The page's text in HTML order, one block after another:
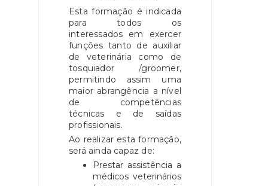
Esta formação é indicada
para todos os
interessados em exercer
funções tanto de auxiliar
de veterinária como de
tosquiador /groomer,
permitindo assim uma
maior abrangência a nível
de competências
técnicas e de saídas
profissionais.
Ao realizar esta formação,
será ainda capaz de:
Prestar assistência a
médicos veterinários